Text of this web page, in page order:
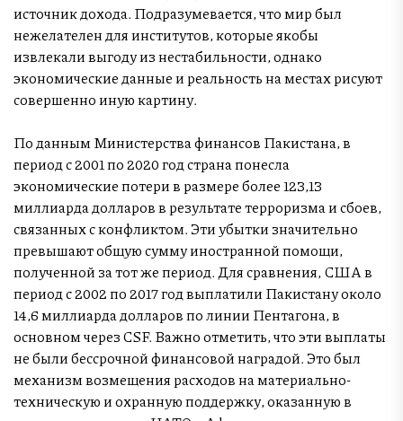
источник дохода. Подразумевается, что мир был
нежелателен для институтов, которые якобы
извлекали выгоду из нестабильности, однако
экономические данные и реальность на местах рисуют
совершенно иную картину.
По данным Министерства финансов Пакистана, в
период с 2001 по 2020 год страна понесла
экономические потери в размере более 123,13
миллиарда долларов в результате терроризма и сбоев,
связанных с конфликтом. Эти убытки значительно
превышают общую сумму иностранной помощи,
полученной за тот же период. Для сравнения, США в
период с 2002 по 2017 год выплатили Пакистану около
14,6 миллиарда долларов по линии Пентагона, в
основном через CSF. Важно отметить, что эти выплаты
не были бессрочной финансовой наградой. Это был
механизм возмещения расходов на материально-
техническую и охранную поддержку, оказанную в